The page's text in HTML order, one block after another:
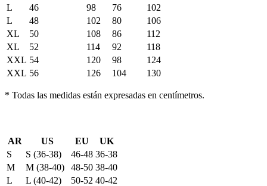
L
46 98 76
102
L
48 102 80
106
XL
50 108 86
112
XL
52 114 92
118
XXL 54 120 98
124
XXL 56 126 104 130
* Todas las medidas están expresadas en centímetros.
AR US EU
UK
S
S (36-38) 46-48 36-38
M
M (38-40) 48-50 38-40
L
L (40-42) 50-52 40-42